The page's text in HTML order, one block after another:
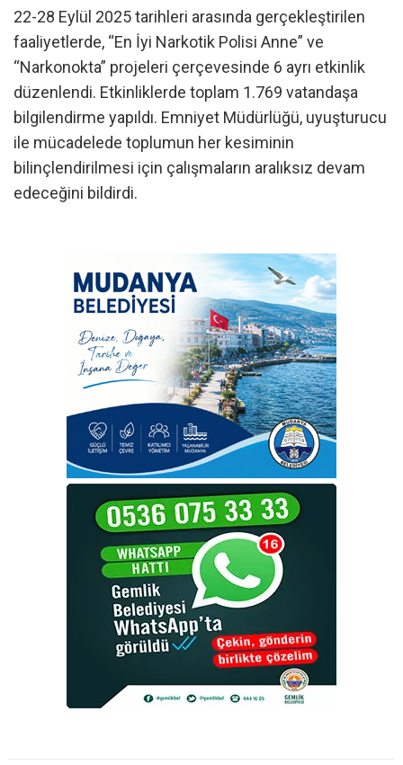
22-28 Eylül 2025 tarihleri arasında gerçekleştirilen
faaliyetlerde, “En İyi Narkotik Polisi Anne” ve
“Narkonokta” projeleri çerçevesinde 6 ayrı etkinlik
düzenlendi. Etkinliklerde toplam 1.769 vatandaşa
bilgilendirme yapıldı. Emniyet Müdürlüğü, uyuşturucu
ile mücadelede toplumun her kesiminin
bilinçlendirilmesi için çalışmaların aralıksız devam
edeceğini bildirdi.